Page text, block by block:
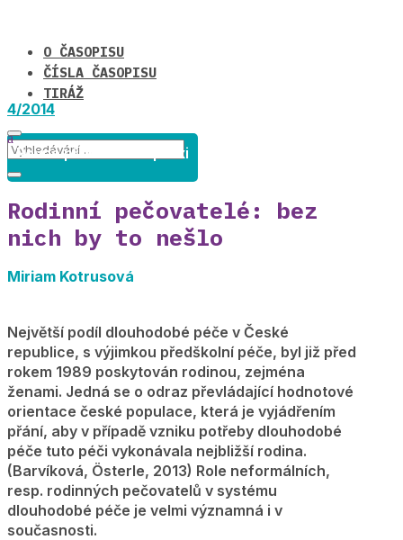
O ČASOPISU
ČÍSLA ČASOPISU
TIRÁŽ
4/2014
Rovné příležitosti v praxi
Rodinní pečovatelé: bez
nich by to nešlo
Miriam Kotrusová
Největší podíl dlouhodobé péče v České
republice, s výjimkou předškolní péče, byl již před
rokem 1989 poskytován rodinou, zejména
ženami. Jedná se o odraz převládající hodnotové
orientace české populace, která je vyjádřením
přání, aby v případě vzniku potřeby dlouhodobé
péče tuto péči vykonávala nejbližší rodina.
(Barvíková, Österle, 2013) Role neformálních,
resp. rodinných pečovatelů v systému
dlouhodobé péče je velmi významná i v
současnosti.